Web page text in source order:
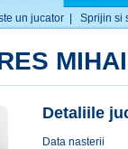
un jucator Sprijin si
Detaliile
Data nasterii